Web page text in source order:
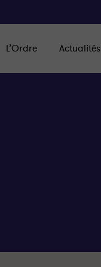
L’Ordre Actualités